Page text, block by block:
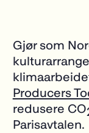
Gjør som
Producers
redusere CO
Parisavtalen.